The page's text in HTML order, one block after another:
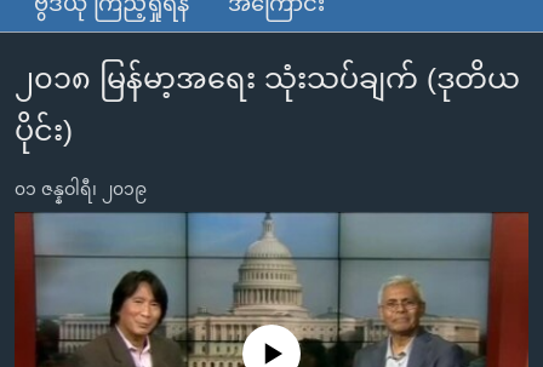
သည့်
များ
ပင်မ
သို့
ပင်မ
ကမ္ဘာ့သတင်းများ
နိုင်ငံတကာ
အမေရိကန်
အစ္စရေး-ပါလက်စတိုင်း
ဗွီဒီယို
သတင်းလွတ်လပ်ခွင့်
ရပ်ဝန်းတခု လမ်းတခု အလွန်
အင်္ဂလိပ်စာလေ့လာမယ်
မကြေးမုံရဲ့ အင်္ဂလိပ်စာ
ရုပ်ရှင်ထဲက အင်္ဂလိပ်စာ
အပတ်စဉ်ကဏ္ဍများ
တီဗွီ
ရေဒီယိုနှင့်ရုပ်သံ အချက်အလက်များ
ရေဒီယို/တီဗွီအစီအစဉ်
၂၀၁၈ မြန်မာ့အရေး သုံးသပ်ချက် (ဒုတိယ
ပိုင်း)
၀၁ ဇန္နဝါရီ၊ ၂၀၁၉
No media source currently available